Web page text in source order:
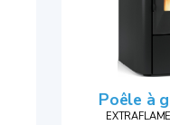
Poêle à